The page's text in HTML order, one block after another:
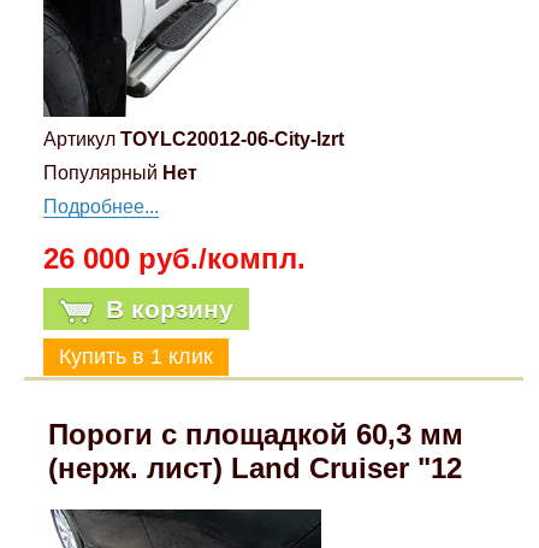
Артикул TOYLC20012-06-City-lzrt
Популярный Нет
Подробнее...
26 000 руб./компл.
В корзину
Пороги с площадкой 60,3 мм
(нерж. лист) Land Cruiser "12